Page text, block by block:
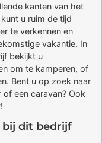
kanten van het
u ruim de tijd
te verkennen en
vakantie. In
bekijkt u
om te kamperen, of
Bent u op zoek naar
een caravan? Ook
bij dit bedrijf